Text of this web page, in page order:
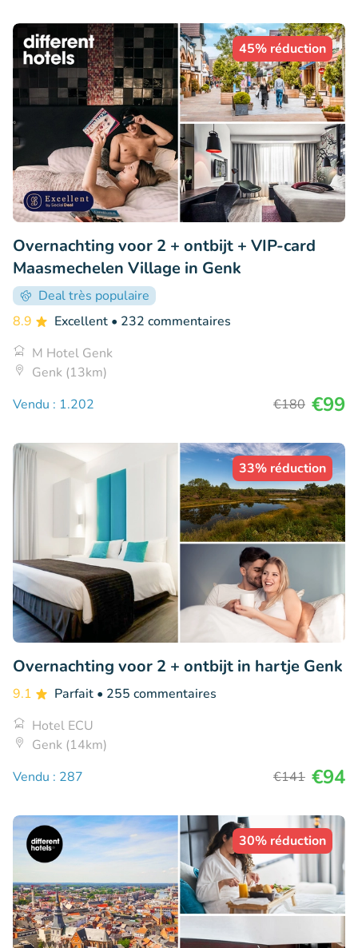
45% réduction
Overnachting voor 2 + ontbijt + VIP-card
Maasmechelen Village in Genk
Deal très populaire
8.9
Excellent • 232 commentaires
M Hotel Genk
Genk (13km)
Vendu : 1.202
€180 €99
33% réduction
Overnachting voor 2 + ontbijt in hartje Genk
9.1 Parfait • 255 commentaires
Hotel ECU
Genk (14km)
Vendu : 287
€141 €94
30% réduction